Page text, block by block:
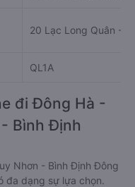
20 Lạc Long Quân -
QL1A
đi Đông Hà -
Bình Định
Nhơn - Bình Định Đông
đa dạng sự lựa chọn.